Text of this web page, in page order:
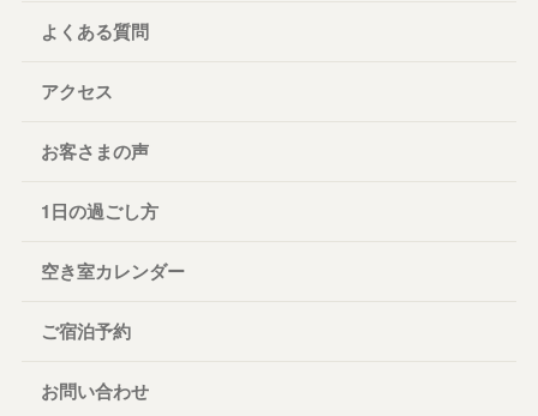
よくある質問
アクセス
お客さまの声
1日の過ごし方
空き室カレンダー
ご宿泊予約
お問い合わせ